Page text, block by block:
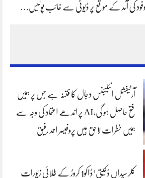
وفود کی آمد کے موقع پر ڈیوٹی سے غائب پولیس…
آرٹیفشل انٹلیجنس دجال کا فتنہ ہے جس پر ہمیں
فتح حاصل ہو گی،AI پر اندھے اعتماد کی وجہ سے
ہمیں خطرات لاحق ہیں پروفیسر احمد رفیق
کلرسیداں ڈکیتی‘ڈاکو1 کروڑ کے طلائی زیورات